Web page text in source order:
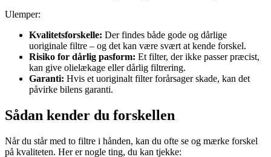
Ulemper:
Kvalitetsforskelle: Der findes både gode og dårlige
uoriginale filtre – og det kan være svært at kende forskel.
Risiko for dårlig pasform: Et filter, der ikke passer præcist,
kan give olielækage eller dårlig filtrering.
Garanti: Hvis et uoriginalt filter forårsager skade, kan det
påvirke bilens garanti.
Sådan kender du forskellen
Når du står med to filtre i hånden, kan du ofte se og mærke forskel
på kvaliteten. Her er nogle ting, du kan tjekke: